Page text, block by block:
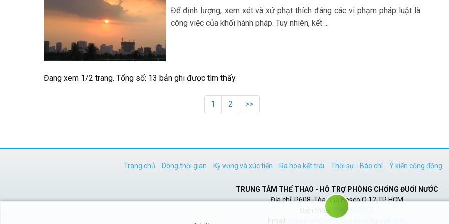
Để định lượng, xem xét và xử phạt thích đáng các vi phạm pháp luật là
công việc của khối hành pháp. Tuy nhiên, kết ...
Đang xem 1/2 trang. Tổng số: 13 bản ghi được tìm thấy.
1 2 >>
Trang chủ Dòng thời gian Kỳ vọng và xúc tiến Ra hoa kết trái Thời sự - Báo chí Ý kiến cộng đồng
TRUNG TÂM THỂ THAO - HỖ TRỢ PHÒNG CHỐNG ĐUỐI NƯỚC
Địa chỉ: P608. Tòa nhà Besco Q.12 TP HCM
Điện thoại:
0968133153